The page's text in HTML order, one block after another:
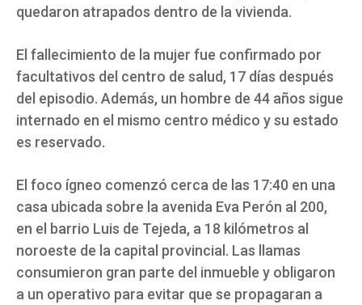
quedaron atrapados dentro de la vivienda.
El fallecimiento de la mujer fue confirmado por
facultativos del centro de salud, 17 días después
del episodio. Además, un hombre de 44 años sigue
internado en el mismo centro médico y su estado
es reservado.
El foco ígneo comenzó cerca de las 17:40 en una
casa ubicada sobre la avenida Eva Perón al 200,
en el barrio Luis de Tejeda, a 18 kilómetros al
noroeste de la capital provincial. Las llamas
consumieron gran parte del inmueble y obligaron
a un operativo para evitar que se propagaran a